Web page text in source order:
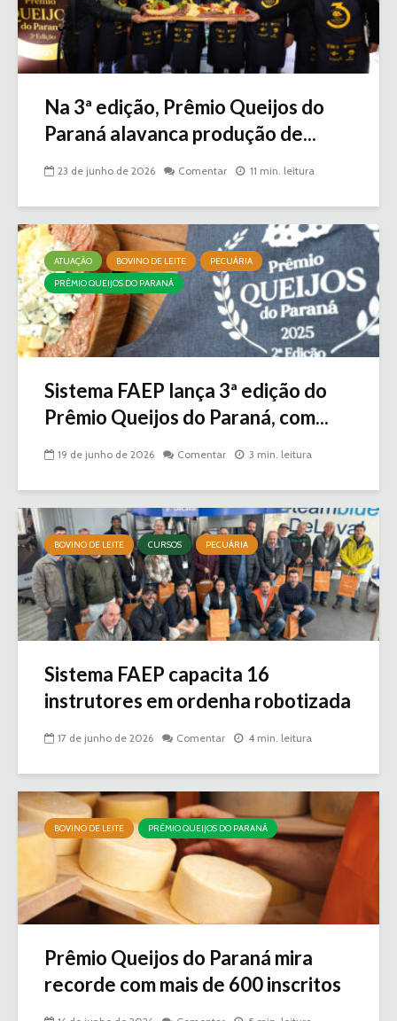
Na 3ª edição, Prêmio Queijos do
Paraná alavanca produção de...
23 de junho de 2026 Comentar 11 min. leitura
ATUAÇÃO BOVINO DE LEITE
PECUÁRIA
PRÊMIO QUEIJOS DO PARANÁ
Sistema FAEP lança 3ª edição do
Prêmio Queijos do Paraná, com...
19 de junho de 2026 Comentar 3 min. leitura
BOVINO DE LEITE CURSOS PECUÁRIA
Sistema FAEP capacita 16
instrutores em ordenha robotizada
17 de junho de 2026 Comentar 4 min. leitura
BOVINO DE LEITE PRÊMIO QUEIJOS DO PARANÁ
Prêmio Queijos do Paraná mira
recorde com mais de 600 inscritos